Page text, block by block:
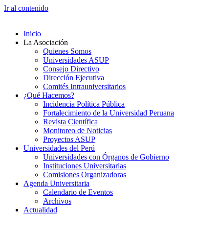
Ir al contenido
Inicio
La Asociación
Quienes Somos
Universidades ASUP
Consejo Directivo
Dirección Ejecutiva
Comités Intrauniversitarios
¿Qué Hacemos?
Incidencia Política Pública
Fortalecimiento de la Universidad Peruana
Revista Científica
Monitoreo de Noticias
Proyectos ASUP
Universidades del Perú
Universidades con Órganos de Gobierno
Instituciones Universitarias
Comisiones Organizadoras
Agenda Universitaria
Calendario de Eventos
Archivos
Actualidad